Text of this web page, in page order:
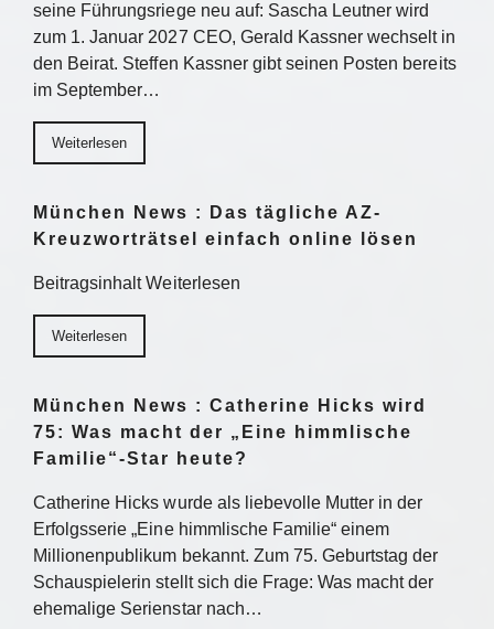
seine Führungsriege neu auf: Sascha Leutner wird
zum 1. Januar 2027 CEO, Gerald Kassner wechselt in
den Beirat. Steffen Kassner gibt seinen Posten bereits
im September…
Weiterlesen
München News : Das tägliche AZ-
Kreuzworträtsel einfach online lösen
Beitragsinhalt Weiterlesen
Weiterlesen
München News : Catherine Hicks wird
75: Was macht der „Eine himmlische
Familie“-Star heute?
Catherine Hicks wurde als liebevolle Mutter in der
Erfolgsserie „Eine himmlische Familie“ einem
Millionenpublikum bekannt. Zum 75. Geburtstag der
Schauspielerin stellt sich die Frage: Was macht der
ehemalige Serienstar nach…